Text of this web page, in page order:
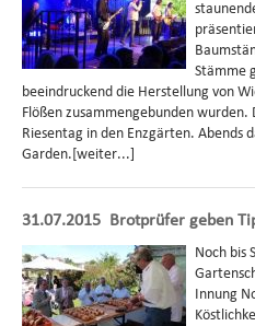
Stämme
beeindruckend die Herstellung von
Flößen zusammengebunden
Riesentag in den Enzgärten. Abends
Garden.[weiter...]
31.07.2015 Brotprüfer geben
Noch bis
Innung